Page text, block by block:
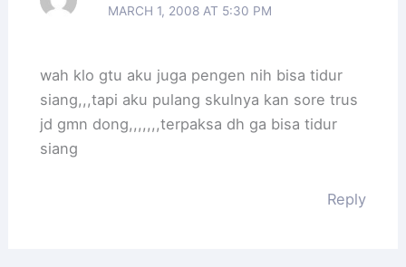
MARCH 1, 2008 AT 5:30 PM
wah klo gtu aku juga pengen nih bisa tidur
siang,,,tapi aku pulang skulnya kan sore trus
jd gmn dong,,,,,,,terpaksa dh ga bisa tidur
siang
Reply